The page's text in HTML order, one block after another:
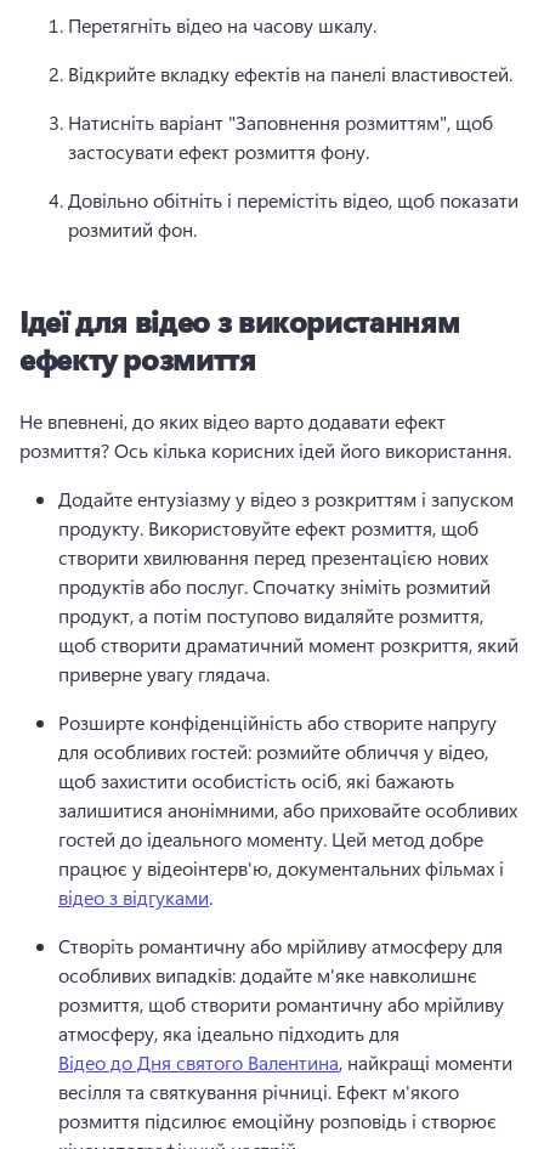
Перетягніть відео на часову шкалу.
Відкрийте вкладку ефектів на панелі властивостей.
Натисніть варіант "Заповнення розмиттям", щоб
застосувати ефект розмиття фону.
Довільно обітніть і перемістіть відео, щоб показати
розмитий фон.
Ідеї для відео з використанням
ефекту розмиття
Не впевнені, до яких відео варто додавати ефект
розмиття? Ось кілька корисних ідей його використання.
Додайте ентузіазму у відео з розкриттям і запуском
продукту. Використовуйте ефект розмиття, щоб
створити хвилювання перед презентацією нових
продуктів або послуг. Спочатку зніміть розмитий
продукт, а потім поступово видаляйте розмиття,
щоб створити драматичний момент розкриття, який
приверне увагу глядача.
Розширте конфіденційність або створите напругу
для особливих гостей: розмийте обличчя у відео,
щоб захистити особистість осіб, які бажають
залишитися анонімними, або приховайте особливих
гостей до ідеального моменту. Цей метод добре
працює у відеоінтерв'ю, документальних фільмах і
відео з відгуками.
Створіть романтичну або мрійливу атмосферу для
особливих випадків: додайте м'яке навколишнє
розмиття, щоб створити романтичну або мрійливу
атмосферу, яка ідеально підходить для
Відео до Дня святого Валентина, найкращі моменти
весілля та святкування річниці. Ефект м'якого
розмиття підсилює емоційну розповідь і створює